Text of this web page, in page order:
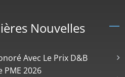
Nouvelles
Avec Le Prix D&B
PME 2026